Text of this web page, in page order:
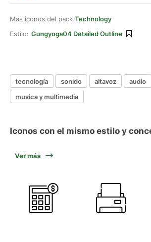
Más iconos del pack Technology
Estilo: Gungyoga04 Detailed Outline
tecnología sonido altavoz audio
musica y multimedia
Iconos con el mismo estilo y
Ver más